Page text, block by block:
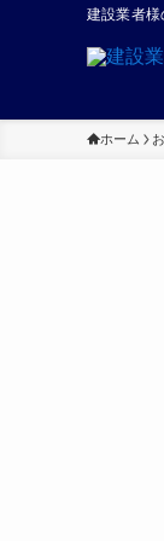
建設業者
ホーム